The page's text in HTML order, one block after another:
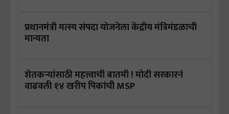
प्रधानमंत्री मत्स्य संपदा योजनेला केंद्रीय मंत्रिमंडळाची
मान्यता
शेतकऱ्यांसाठी महत्त्वाची बातमी ! मोदी सरकारनं
वाढवली १४ खरीप पिकांची MSP